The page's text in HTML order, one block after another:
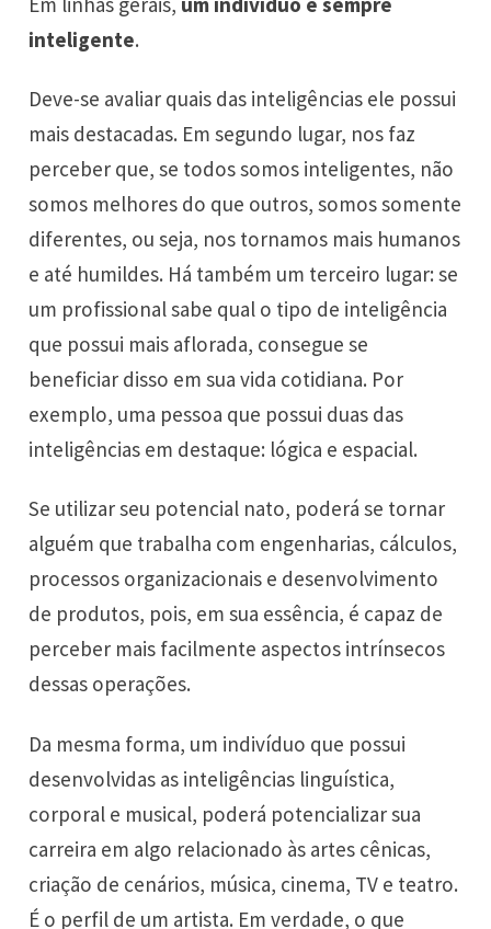
inteligente.
Deve-se avaliar quais das inteligências ele possui
mais destacadas. Em segundo lugar, nos faz
perceber que, se todos somos inteligentes, não
somos melhores do que outros, somos somente
diferentes, ou seja, nos tornamos mais humanos
e até humildes. Há também um terceiro lugar: se
um profissional sabe qual o tipo de inteligência
que possui mais aflorada, consegue se
beneficiar disso em sua vida cotidiana. Por
exemplo, uma pessoa que possui duas das
inteligências em destaque: lógica e espacial.
Se utilizar seu potencial nato, poderá se tornar
alguém que trabalha com engenharias, cálculos,
processos organizacionais e desenvolvimento
de produtos, pois, em sua essência, é capaz de
perceber mais facilmente aspectos intrínsecos
dessas operações.
Da mesma forma, um indivíduo que possui
desenvolvidas as inteligências linguística,
corporal e musical, poderá potencializar sua
carreira em algo relacionado às artes cênicas,
criação de cenários, música, cinema, TV e teatro.
É o perfil de um artista. Em verdade, o que